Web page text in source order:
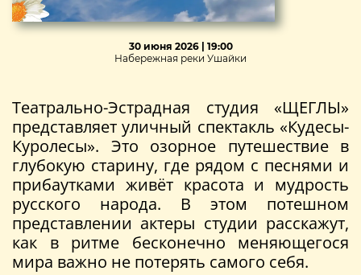
30 июня 2026 | 19:00
Набережная реки Ушайки
Театрально-Эстрадная студия «ЩЕГЛЫ»
представляет уличный спектакль «Кудесы-
Куролесы». Это озорное путешествие в
глубокую старину, где рядом с песнями и
прибаутками живёт красота и мудрость
русского народа. В этом потешном
представлении актеры студии расскажут,
как в ритме бесконечно меняющегося
мира важно не потерять самого себя.